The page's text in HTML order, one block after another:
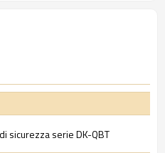
sicurezza serie DK-QBT